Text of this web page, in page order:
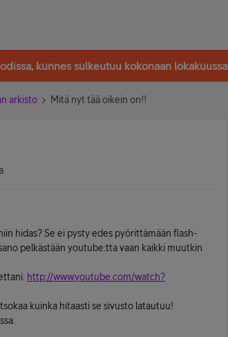
kunnes sulkeutuu kokonaan lokakuussa
arkisto Mitä nyt tää oikein on!!
hidas? Se ei pysty edes pyörittämään flash-
pelkästään youtube:tta vaan kaikki muutkin
http://www.youtube.com/watch?
kuinka hitaasti se sivusto latautuu!